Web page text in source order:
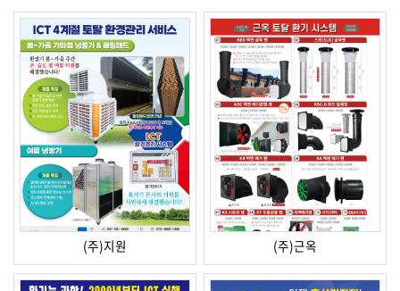
(주)지원 (주)근옥